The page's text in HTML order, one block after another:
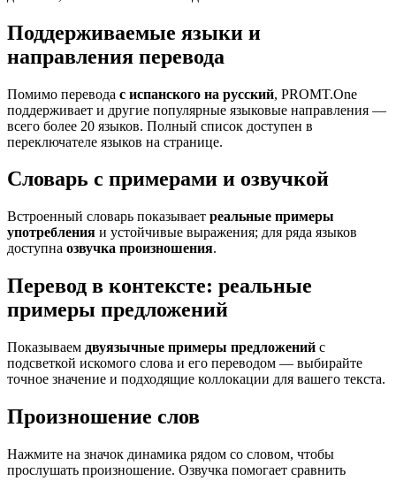
Поддерживаемые языки и
направления перевода
Помимо перевода с испанского на русский, PROMT.One
поддерживает и другие популярные языковые направления —
всего более 20 языков. Полный список доступен в
переключателе языков на странице.
Словарь с примерами и озвучкой
Встроенный словарь показывает реальные примеры
употребления и устойчивые выражения; для ряда языков
доступна озвучка произношения.
Перевод в контексте: реальные
примеры предложений
Показываем двуязычные примеры предложений с
подсветкой искомого слова и его переводом — выбирайте
точное значение и подходящие коллокации для вашего текста.
Произношение слов
Нажмите на значок динамика рядом со словом, чтобы
прослушать произношение. Озвучка помогает сравнить